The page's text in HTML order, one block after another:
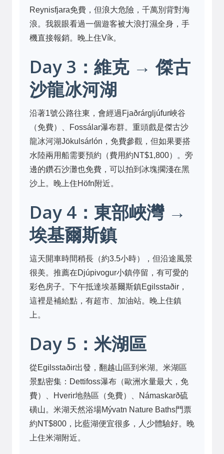
Reynisfjara免費，但浪大危險，千萬別背對海
浪。我親眼看過一個遊客被大浪打濕全身，手
機直接報銷。晚上住Vík。
Day 3：維克 → 傑古
沙龍冰河湖
沿著1號公路往東，會經過Fjaðrárgljúfur峽谷
（免費）、Fossálar瀑布群。重頭戲是傑古沙
龍冰河湖Jökulsárlón，免費參觀，但如果要搭
水陸兩用船需要預約（費用約NT$1,800）。旁
邊的鑽石沙灘也免費，可以拍到冰塊擱淺在黑
沙上。晚上住Höfn附近。
Day 4：東部峽灣 →
埃基爾斯鎮
這天開車時間稍長（約3.5小時），但沿途風景
很美。推薦在Djúpivogur小鎮停留，有可愛的
彩色房子。下午抵達埃基爾斯鎮Egilsstaðir，
這裡是補給點，有超市、加油站。晚上住鎮
上。
Day 5：米湖區
從Egilsstaðir出發，翻越山區到米湖。米湖區
景點密集：Dettifoss瀑布（歐洲水量最大，免
費）、Hverir地熱區（免費）、Námaskarð硫
磺山。米湖天然浴場Mývatn Nature Baths門票
約NT$800，比藍湖便宜很多，人少體驗好。晚
上住米湖附近。